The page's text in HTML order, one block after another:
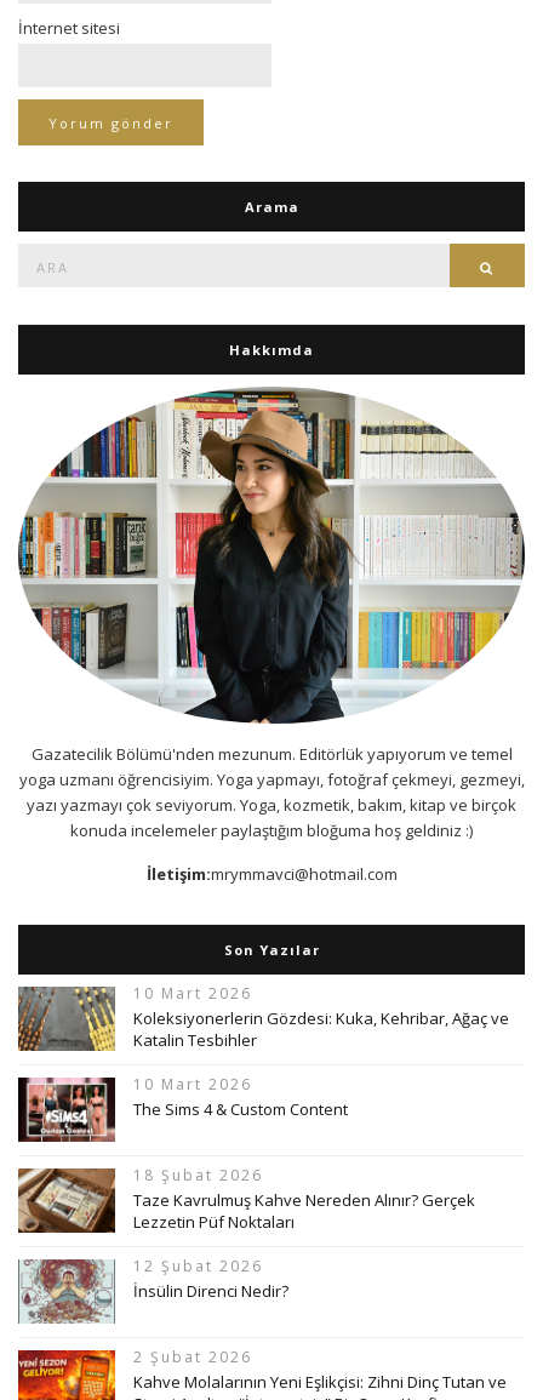
İnternet sitesi
Arama
Hakkımda
Gazatecilik Bölümü'nden mezunum. Editörlük yapıyorum ve temel
yoga uzmanı öğrencisiyim. Yoga yapmayı, fotoğraf çekmeyi, gezmeyi,
yazı yazmayı çok seviyorum. Yoga, kozmetik, bakım, kitap ve birçok
konuda incelemeler paylaştığım bloğuma hoş geldiniz :)
İletişim:mrymmavci@hotmail.com
Son Yazılar
10 Mart 2026
Koleksiyonerlerin Gözdesi: Kuka, Kehribar, Ağaç ve
Katalin Tesbihler
10 Mart 2026
The Sims 4 & Custom Content
18 Şubat 2026
Taze Kavrulmuş Kahve Nereden Alınır? Gerçek
Lezzetin Püf Noktaları
12 Şubat 2026
İnsülin Direnci Nedir?
2 Şubat 2026
Kahve Molalarının Yeni Eşlikçisi: Zihni Dinç Tutan ve